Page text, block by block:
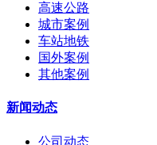
高速公路
城市案例
车站地铁
国外案例
其他案例
新闻动态
公司动态